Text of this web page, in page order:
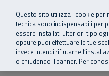
Vai al menu principale
Vai al contenuto principale
Vai al Footer
SuperAbile - il Contact
Questo sito utilizza i cookie per
tecnica sono indispensabili per
essere installati ulteriori
oppure puoi effettuare le tue
invece intendi rifiutarne
o chiudendo il banner. Per